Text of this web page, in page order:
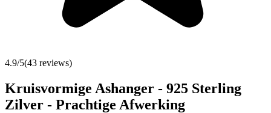
4.9/5(43 reviews)
Kruisvormige Ashanger - 925 Sterling
Zilver - Prachtige Afwerking